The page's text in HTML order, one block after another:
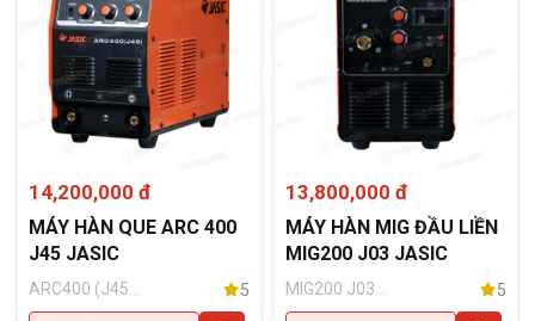
14,200,000 đ
MÁY HÀN QUE ARC 400
J45 JASIC
ARC400 (J45)
(Phụ kiện kèm
5
13,800,000 đ
MÁY HÀN MIG ĐẦU LIỀN
MIG200 J03 JASIC
MIG200 J03
(Phụ kiện đi
5